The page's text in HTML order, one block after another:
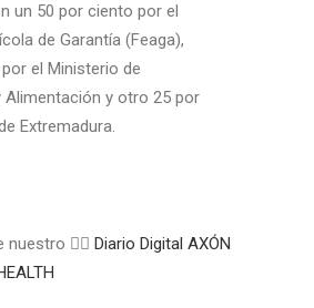
un 50 por ciento por el
de Garantía (Feaga),
el Ministerio de
Alimentación y otro 25 por
Extremadura.
👉🏼 Diario Digital AXÓN